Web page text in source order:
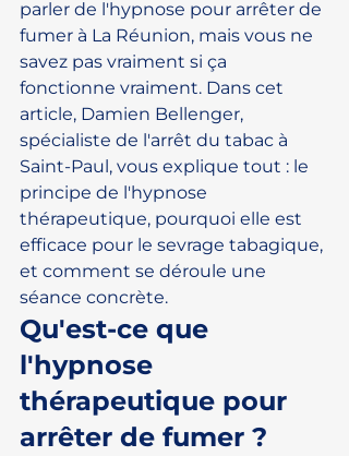
parler de l'hypnose pour arrêter de
fumer à La Réunion, mais vous ne
savez pas vraiment si ça
fonctionne vraiment. Dans cet
article, Damien Bellenger,
spécialiste de l'arrêt du tabac à
Saint-Paul, vous explique tout : le
principe de l'hypnose
thérapeutique, pourquoi elle est
efficace pour le sevrage tabagique,
et comment se déroule une
séance concrète.
Qu'est-ce que
l'hypnose
thérapeutique pour
arrêter de fumer ?